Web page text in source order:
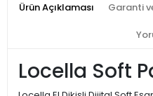
Ürün Açıklaması Garanti
Locella Soft